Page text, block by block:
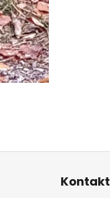
Z
Kontakt